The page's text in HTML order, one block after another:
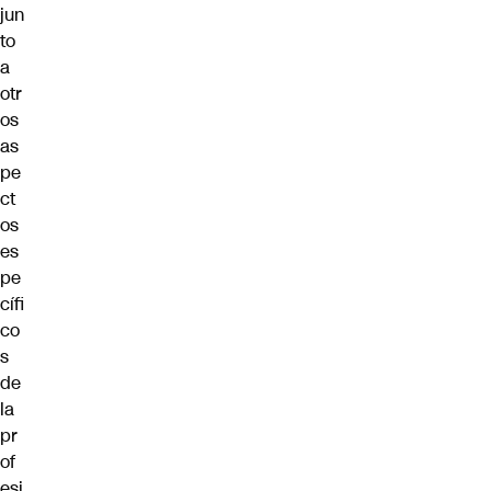
jun
to
a
otr
os
as
pe
ct
os
es
pe
cífi
co
s
de
la
pr
of